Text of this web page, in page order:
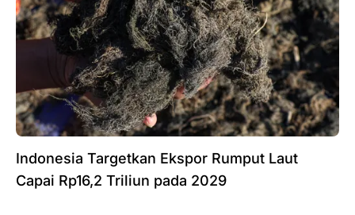
Indonesia Targetkan Ekspor Rumput Laut
Capai Rp16,2 Triliun pada 2029